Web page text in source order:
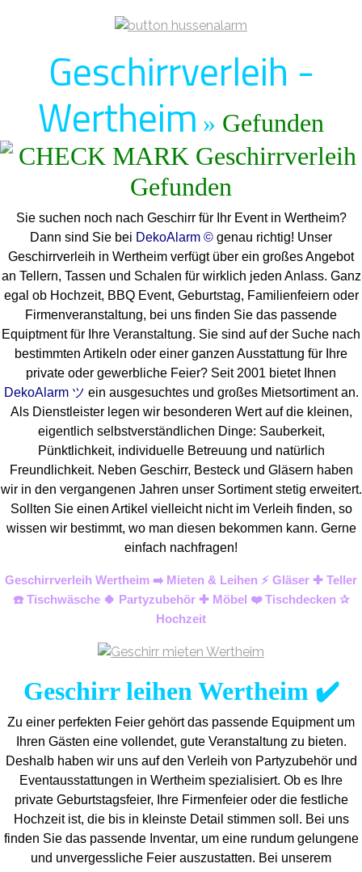
Geschirrverleih -
Wertheim » Gefunden
Sie suchen noch nach Geschirr für Ihr Event in Wertheim?
Dann sind Sie bei DekoAlarm © genau richtig! Unser
Geschirrverleih in Wertheim verfügt über ein großes Angebot
an Tellern, Tassen und Schalen für wirklich jeden Anlass. Ganz
egal ob Hochzeit, BBQ Event, Geburtstag, Familienfeiern oder
Firmenveranstaltung, bei uns finden Sie das passende
Equiptment für Ihre Veranstaltung. Sie sind auf der Suche nach
bestimmten Artikeln oder einer ganzen Ausstattung für Ihre
private oder gewerbliche Feier? Seit 2001 bietet Ihnen
DekoAlarm ツ ein ausgesuchtes und großes Mietsortiment an.
Als Dienstleister legen wir besonderen Wert auf die kleinen,
eigentlich selbstverständlichen Dinge: Sauberkeit,
Pünktlichkeit, individuelle Betreuung und natürlich
Freundlichkeit. Neben Geschirr, Besteck und Gläsern haben
wir in den vergangenen Jahren unser Sortiment stetig erweitert.
Sollten Sie einen Artikel vielleicht nicht im Verleih finden, so
wissen wir bestimmt, wo man diesen bekommen kann. Gerne
einfach nachfragen!
Geschirrverleih Wertheim ➡️ Mieten & Leihen ⚡ Gläser ✚ Teller
☎️ Tischwäsche 🍀 Partyzubehör ✚ Möbel ❤️ Tischdecken ✰
Hochzeit
Geschirr leihen Wertheim ✔️
Zu einer perfekten Feier gehört das passende Equipment um
Ihren Gästen eine vollendet, gute Veranstaltung zu bieten.
Deshalb haben wir uns auf den Verleih von Partyzubehör und
Eventausstattungen in Wertheim spezialisiert. Ob es Ihre
private Geburtstagsfeier, Ihre Firmenfeier oder die festliche
Hochzeit ist, die bis in kleinste Detail stimmen soll. Bei uns
finden Sie das passende Inventar, um eine rundum gelungene
und unvergess liche Feier auszustatten. Bei unserem